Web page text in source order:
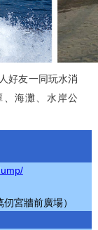
好友一同玩水消
、海灘、水岸公
宮牆前廣場）